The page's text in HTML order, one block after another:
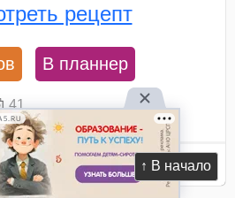
↑ В начало
рецепт
В планнер
41